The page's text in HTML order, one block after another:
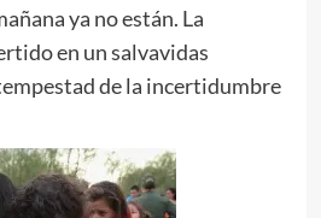
ya no están. La
en un salvavidas
de la incertidumbre